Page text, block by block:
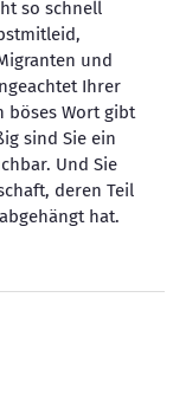
so schnell
und
Ihrer
böses Wort gibt
sind Sie ein
Und Sie
deren Teil
hat.